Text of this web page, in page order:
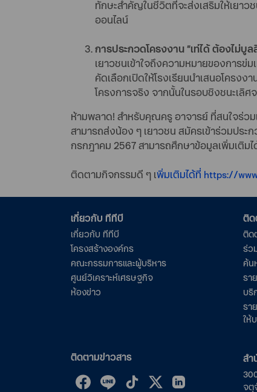
ทักษะสำคัญในชีวิตที่จะส่งเสริมให้เยา
ออนไลน์
การประกวดโครงงาน “เท่ได้ ต้องไม่
เยาวชนเข้าใจถึงความหมายของการ
คัดเลือกเปิดให้โรงเรียนนำเสนอโครง
โครงการจริง จากนั้นในรอบชิงชนะเลิศ
ห้ามพลาด! สำหรับคุณครู อาจารย์ ที่สนใจร่ว
สามารถส่งน้อง ๆ เยาวชน สมัครเข้าร่วมประ
กรกฎาคม 2567 สามารถศึกษาข้อมูลเพิ่มเติมไ
ติดตามกิจกรรมดี ๆ เพิ่มเติมได้ที่ https://
เกี่ยวกับ ทีทีบี
เกี่ยวกับ ทีทีบี
โครงสร้างองค์กร
คณะกรรมการและผู้บริหาร
ศูนย์วิเคราะห์เศรษฐกิจ
ห้องข่าว
ติด
ติด
ร่ว
ค้น
รา
บริ
รา
ให้
ติดตามข่าวสาร ส
จตุ